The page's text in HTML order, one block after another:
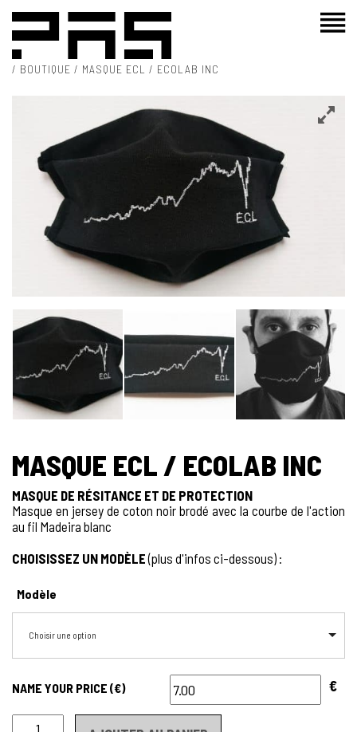
/ BOUTIQUE / MASQUE ECL / ECOLAB INC
MASQUE ECL / ECOLAB INC
MASQUE DE RÉSITANCE ET DE PROTECTION
Masque en jersey de coton noir brodé avec la courbe de l'action
au fil Madeira blanc
CHOISISSEZ UN MODÈLE(plus d'infos ci-dessous) :
Modèle
Choisir une option
NAME YOUR PRICE (€) €
quantité de MASQUE ECL / EcoLab INC